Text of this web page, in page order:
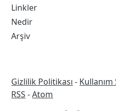
Linkler
Nedir
Arşiv
Gizlilik Politikası - Kullanım
RSS
RSS -Atom